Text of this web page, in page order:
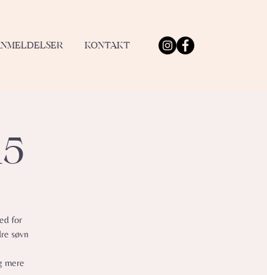
KONTAKT
for
søvn
mere